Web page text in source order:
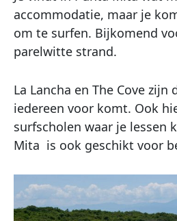
accommodatie, maar je
om te surfen. Bijkomend
parelwitte strand.
La Lancha en The Cove zijn
iedereen voor komt. Ook
surfscholen waar je lessen
Mita is ook geschikt voor